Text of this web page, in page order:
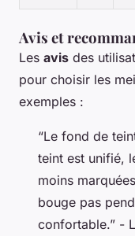
Avis et
Les avis des
pour choisir les
exemples :
“Le fond de
teint est unifié,
moins
bouge pas
confortable.” -